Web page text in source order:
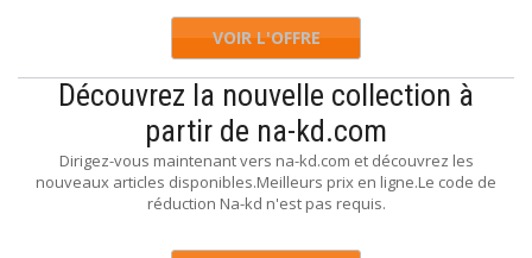
VOIR L'OFFRE
Découvrez la nouvelle collection à
partir de na-kd.com
Dirigez-vous maintenant vers na-kd.com et découvrez les
nouveaux articles disponibles.Meilleurs prix en ligne.Le code de
réduction Na-kd n'est pas requis.